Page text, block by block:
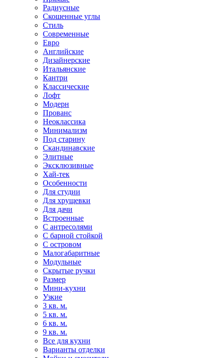
Радиусные
Скошенные углы
Стиль
Современные
Евро
Английские
Дизайнерские
Итальянские
Кантри
Классические
Лофт
Модерн
Прованс
Неоклассика
Минимализм
Под старину
Скандинавские
Элитные
Эксклюзивные
Хай-тек
Особенности
Для студии
Для хрущевки
Для дачи
Встроенные
С антресолями
С барной стойкой
С островом
Малогабаритные
Модульные
Скрытые ручки
Размер
Мини-кухни
Узкие
3 кв. м.
5 кв. м.
6 кв. м.
9 кв. м.
Все для кухни
Варианты отделки